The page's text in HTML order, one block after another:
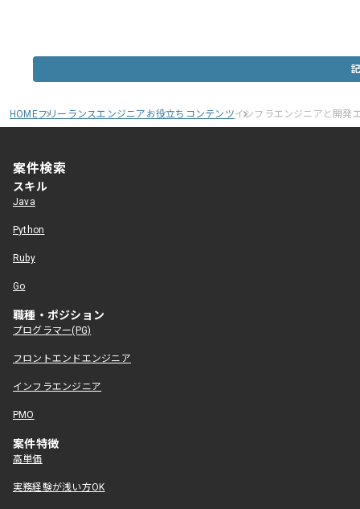
HOMEフリーランスエンジニアお役立ちコンテンツインフラエンジニアと開発
案件検索
スキル
Java
Python
Ruby
Go
職種・ポジション
プログラマー(PG)
フロントエンドエンジニア
インフラエンジニア
PMO
案件特徴
高単価
実務経験が浅い方OK